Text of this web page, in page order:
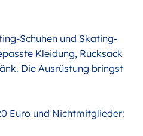
Schuhen und Skating-
Kleidung, Rucksack
Die Ausrüstung bringst
Euro und Nichtmitglieder: